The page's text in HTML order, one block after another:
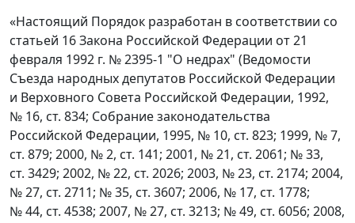
«Настоящий Порядок разработан в соответствии со
статьей 16 Закона Российской Федерации от 21
февраля 1992 г. № 2395-1 "О недрах" (Ведомости
Съезда народных депутатов Российской Федерации
и Верховного Совета Российской Федерации, 1992,
№ 16, ст. 834; Собрание законодательства
Российской Федерации, 1995, № 10, ст. 823; 1999, № 7,
ст. 879; 2000, № 2, ст. 141; 2001, № 21, ст. 2061; № 33,
ст. 3429; 2002, № 22, ст. 2026; 2003, № 23, ст. 2174; 2004,
№ 27, ст. 2711; № 35, ст. 3607; 2006, № 17, ст. 1778;
№ 44, ст. 4538; 2007, № 27, ст. 3213; № 49, ст. 6056; 2008,